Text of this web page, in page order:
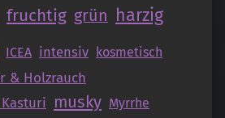
fruchtig grün harzig
ICEA intensiv kosmetisch
& Holzrauch
musky Myrrhe